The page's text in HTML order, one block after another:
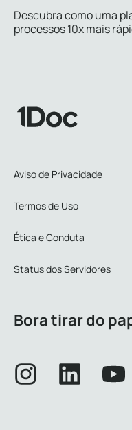
Descubra como uma
processos 10x mais
Aviso de Privacidade
Termos de Uso
Ética e Conduta
Status dos Servidores
Bora tirar do